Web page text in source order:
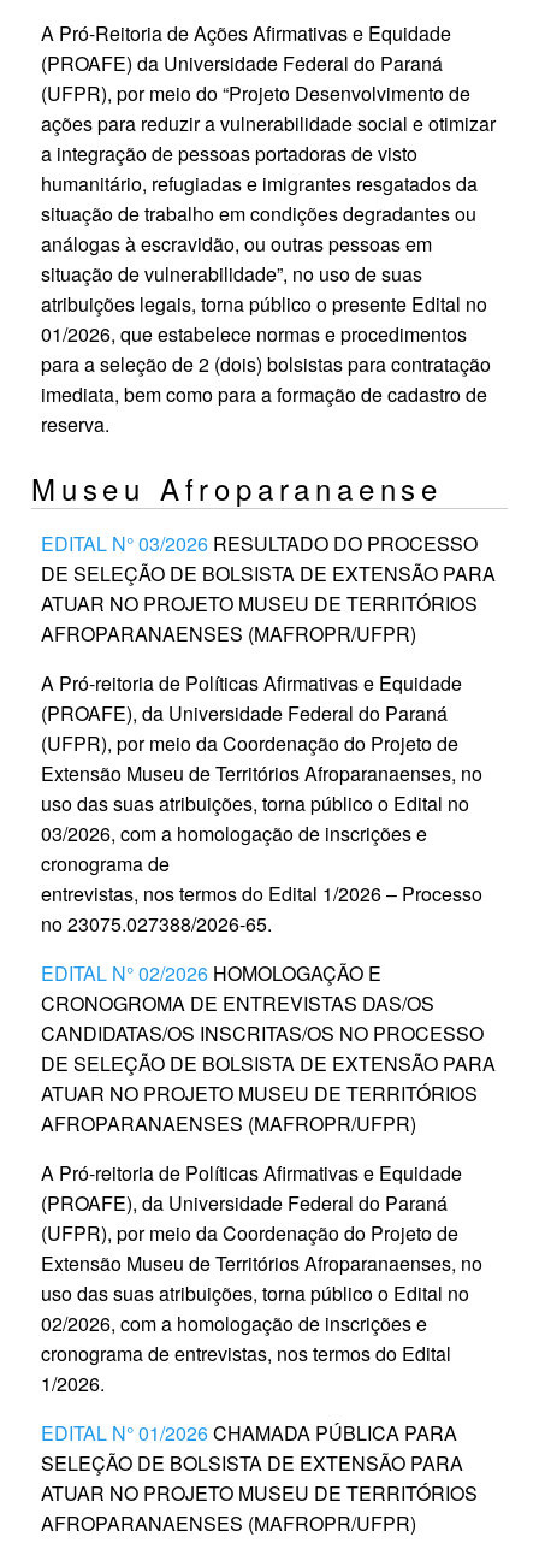
A Pró-Reitoria de Ações Afirmativas e Equidade
(PROAFE) da Universidade Federal do Paraná
(UFPR), por meio do “Projeto Desenvolvimento de
ações para reduzir a vulnerabilidade social e otimizar
a integração de pessoas portadoras de visto
humanitário, refugiadas e imigrantes resgatados da
situação de trabalho em condições degradantes ou
análogas à escravidão, ou outras pessoas em
situação de vulnerabilidade”, no uso de suas
atribuições legais, torna público o presente Edital no
01/2026, que estabelece normas e procedimentos
para a seleção de 2 (dois) bolsistas para contratação
imediata, bem como para a formação de cadastro de
reserva.
Museu Afroparanaense
EDITAL N° 03/2026 RESULTADO DO PROCESSO
DE SELEÇÃO DE BOLSISTA DE EXTENSÃO PARA
ATUAR NO PROJETO MUSEU DE TERRITÓRIOS
AFROPARANAENSES (MAFROPR/UFPR)
A Pró-reitoria de Políticas Afirmativas e Equidade
(PROAFE), da Universidade Federal do Paraná
(UFPR), por meio da Coordenação do Projeto de
Extensão Museu de Territórios Afroparanaenses, no
uso das suas atribuições, torna público o Edital no
03/2026, com a homologação de inscrições e
cronograma de
entrevistas, nos termos do Edital 1/2026 – Processo
no 23075.027388/2026-65.
EDITAL N° 02/2026 HOMOLOGAÇÃO E
CRONOGROMA DE ENTREVISTAS DAS/OS
CANDIDATAS/OS INSCRITAS/OS NO PROCESSO
DE SELEÇÃO DE BOLSISTA DE EXTENSÃO PARA
ATUAR NO PROJETO MUSEU DE TERRITÓRIOS
AFROPARANAENSES (MAFROPR/UFPR)
A Pró-reitoria de Políticas Afirmativas e Equidade
(PROAFE), da Universidade Federal do Paraná
(UFPR), por meio da Coordenação do Projeto de
Extensão Museu de Territórios Afroparanaenses, no
uso das suas atribuições, torna público o Edital no
02/2026, com a homologação de inscrições e
cronograma de entrevistas, nos termos do Edital
1/2026.
EDITAL N° 01/2026CHAMADA PÚBLICA PARA
SELEÇÃO DE BOLSISTA DE EXTENSÃO PARA
ATUAR NO PROJETO MUSEU DE TERRITÓRIOS
AFROPARANAENSES (MAFROPR/UFPR)